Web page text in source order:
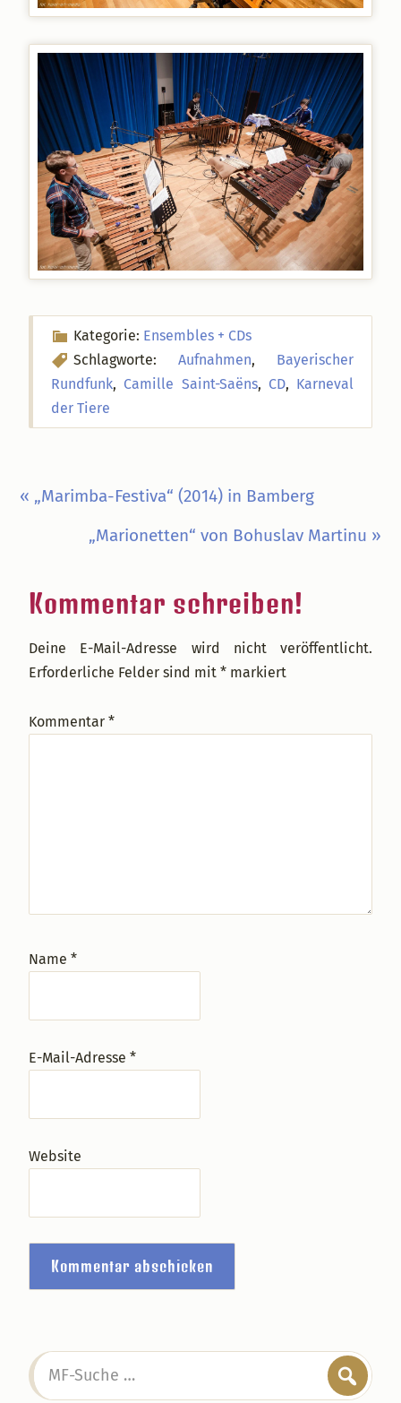
Kategorie: Ensembles + CDs
Schlagworte: Aufnahmen, Bayerischer
Rundfunk, Camille Saint-Saëns, CD, Karneval
der Tiere
Vorheriger
« „Marimba-Festiva“ (2014) in Bamberg
Nächster
„Marionetten“ von Bohuslav Martinu »
Leser-
Interaktionen
Kommentar schreiben!
Deine E-Mail-Adresse wird nicht veröffentlicht.
Erforderliche Felder sind mit* markiert
Kommentar*
Name*
E-Mail-Adresse*
Website
Seitenspalte
MF-
Suche